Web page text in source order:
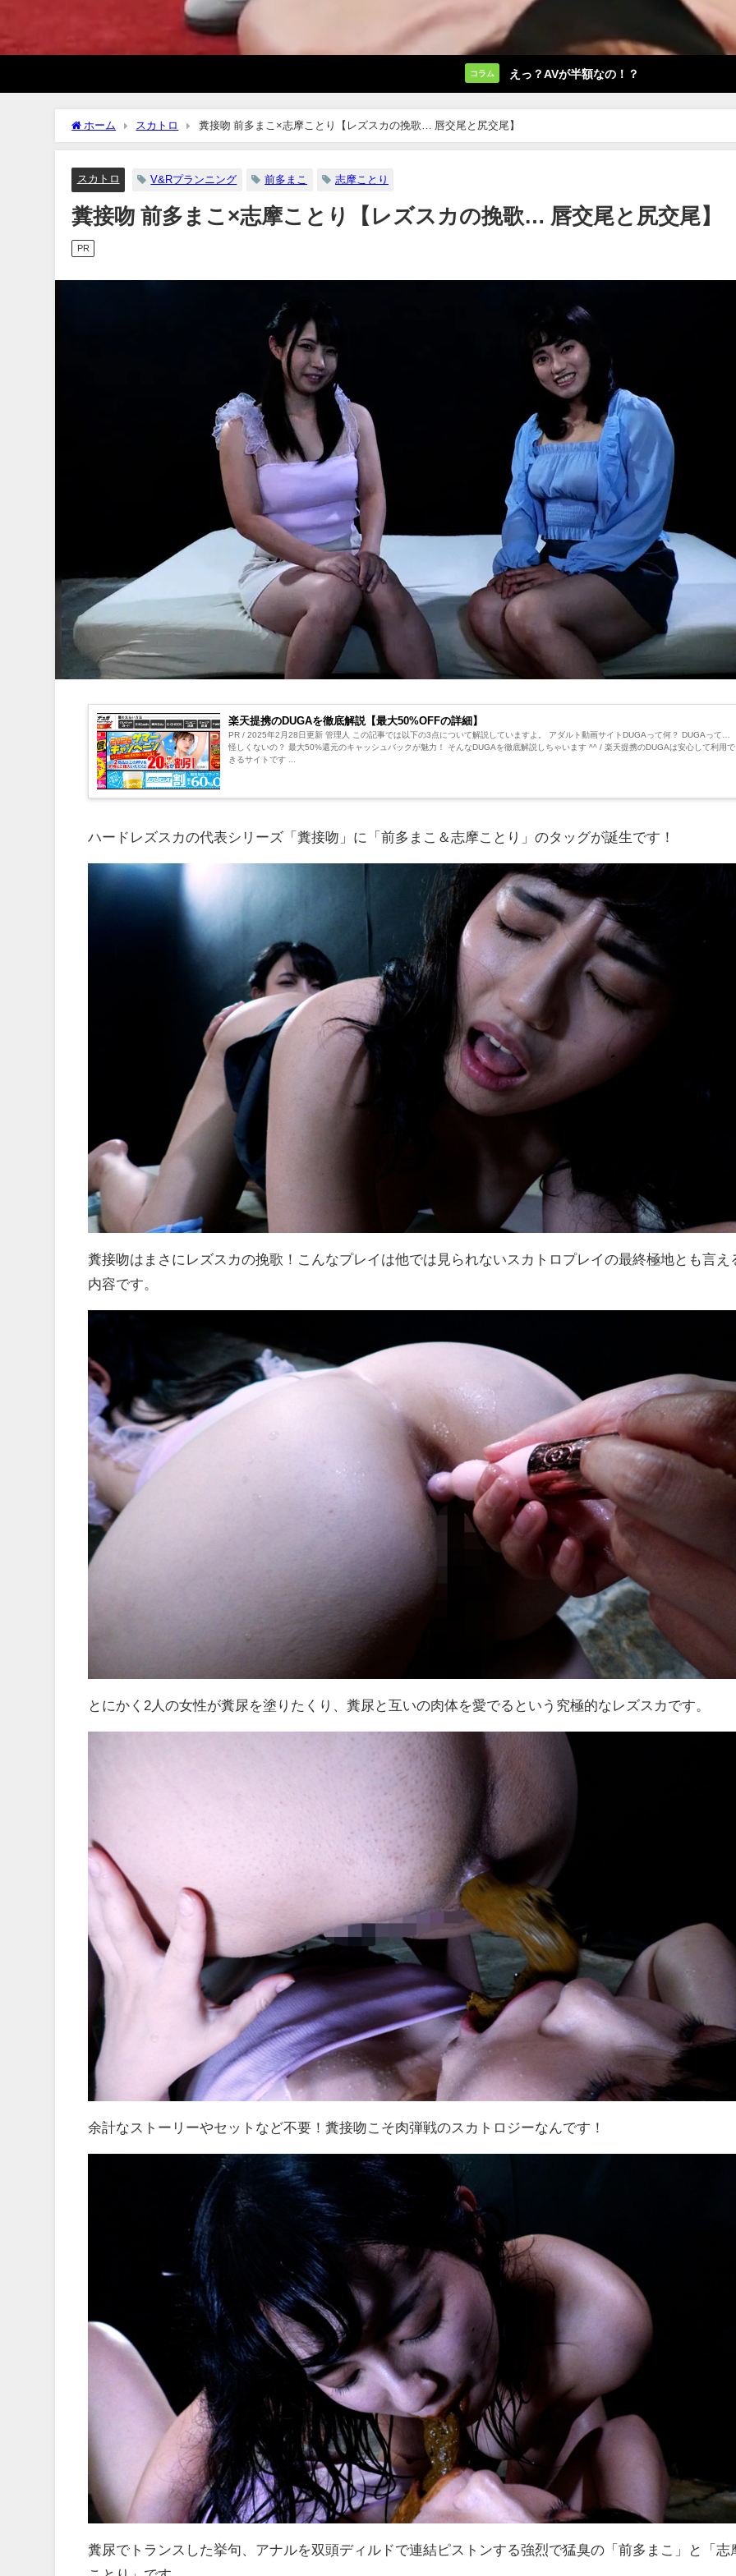
コラム えっ？AVが半額なの！？
ホーム スカトロ 糞接吻 前多まこ×志摩ことり【レズスカの挽歌… 唇交尾と尻交尾】
スカトロ V&Rプランニング 前多まこ 志摩ことり
糞接吻 前多まこ×志摩ことり【レズスカの挽歌… 唇交尾と尻交尾】
PR
楽天提携のDUGAを徹底解説【最大50%OFFの詳細】
PR / 2025年2月28日更新 管理人 この記事では以下の3点について解説していますよ。 アダルト動画サイトDUGAって何？ DUGAって…
怪しくないの？ 最大50%還元のキャッシュバックが魅力！ そんなDUGAを徹底解説しちゃいます ^^ / 楽天提携のDUGAは安心して利用で
きるサイトです ...
ハードレズスカの代表シリーズ「糞接吻」に「前多まこ＆志摩ことり」のタッグが誕生です！
糞接吻はまさにレズスカの挽歌！こんなプレイは他では見られないスカトロプレイの最終極地とも言え
内容です。
とにかく2人の女性が糞尿を塗りたくり、糞尿と互いの肉体を愛でるという究極的なレズスカです。
余計なストーリーやセットなど不要！糞接吻こそ肉弾戦のスカトロジーなんです！
糞尿でトランスした挙句、アナルを双頭ディルドで連結ピストンする強烈で猛臭の「前多まこ」と「志